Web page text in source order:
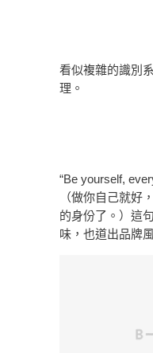
看似複雜的識別
理。
“Be yourself,
（做你自己就好
的身份了。）這
味，也道出品牌